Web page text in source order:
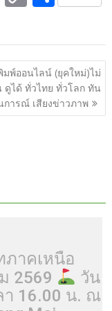
er
e
st
p
y
Li
n
ar
e
พ์ออนไลน์ (ยุคใหม่)ไม่
ดูได้ ทั่วไทย ทั่วโลก ทัน
การณ์ เสียงข่าวภาพ
าคเหนือ
2569
วัน
า 16.00 น. ณ